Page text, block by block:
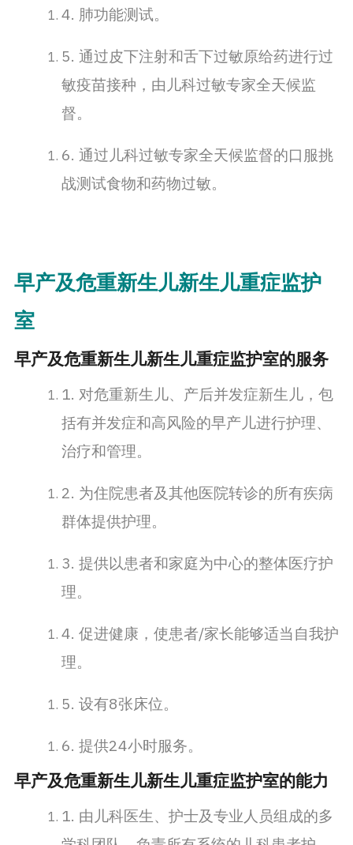
4. 肺功能测试。
5. 通过皮下注射和舌下过敏原给药进行过
敏疫苗接种，由儿科过敏专家全天候监
督。
6. 通过儿科过敏专家全天候监督的口服挑
战测试食物和药物过敏。
早产及危重新生儿新生儿重症监护
室
早产及危重新生儿新生儿重症监护室的服务
1. 对危重新生儿、产后并发症新生儿，包
括有并发症和高风险的早产儿进行护理、
治疗和管理。
2. 为住院患者及其他医院转诊的所有疾病
群体提供护理。
3. 提供以患者和家庭为中心的整体医疗护
理。
4. 促进健康，使患者/家长能够适当自我护
理。
5. 设有8张床位。
6. 提供24小时服务。
早产及危重新生儿新生儿重症监护室的能力
1. 由儿科医生、护士及专业人员组成的多